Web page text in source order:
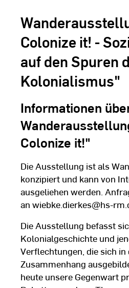
Colonize it! -
auf den Spuren
Kolonialismus"
Informationen
Colonize it!"
Die Ausstellung ist als
konzipiert und kann von
ausgeliehen werden.
an wiebke.dierkes@hs-
Die Ausstellung befasst
Kolonialgeschichte und
Verflechtungen, die sich in
Zusammenhang
heute unsere Gegenwart